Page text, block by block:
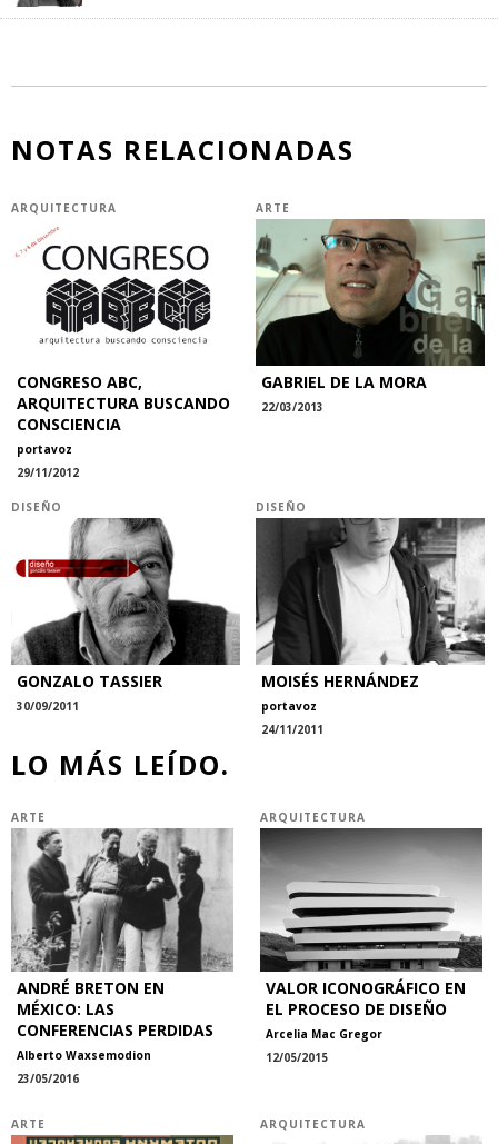
NOTAS RELACIONADAS
ARQUITECTURA
CONGRESO ABC,
ARQUITECTURA BUSCANDO
CONSCIENCIA
portavoz
29/11/2012
ARTE
GABRIEL DE LA MORA
22/03/2013
DISEÑO
GONZALO TASSIER
30/09/2011
DISEÑO
MOISÉS HERNÁNDEZ
portavoz
24/11/2011
LO MÁS LEÍDO.
ARTE
ANDRÉ BRETON EN
MÉXICO: LAS
CONFERENCIAS PERDIDAS
Alberto Waxsemodion
23/05/2016
ARQUITECTURA
VALOR ICONOGRÁFICO EN
EL PROCESO DE DISEÑO
Arcelia Mac Gregor
12/05/2015
ARTE ARQUITECTURA